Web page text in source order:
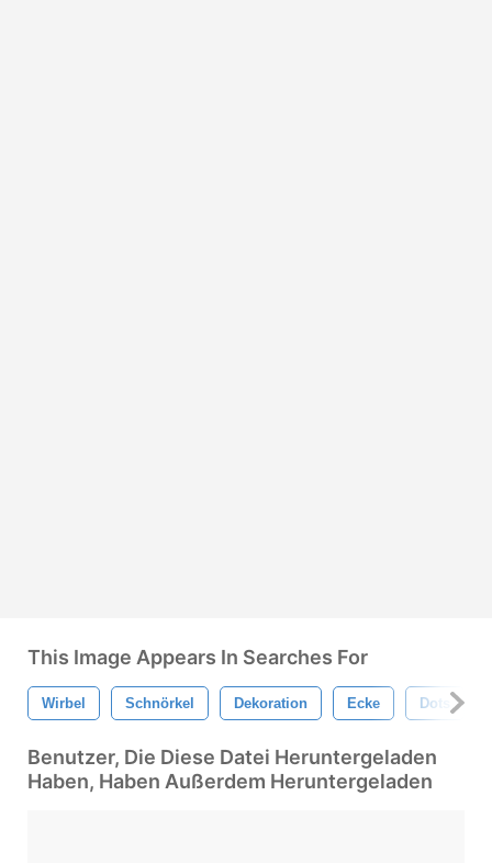
This Image Appears In Searches For
Wirbel Schnörkel Dekoration Ecke Dots
Benutzer, Die Diese Datei Heruntergeladen
Haben, Haben Außerdem Heruntergeladen